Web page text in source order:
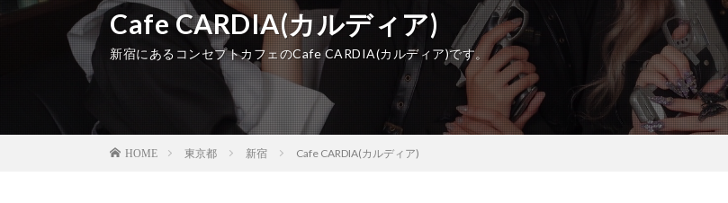
Cafe CARDIA(カルディア)
新宿にあるコンセプトカフェのCafe CARDIA(カルディア)です。
HOME 東京都 新宿 Cafe CARDIA(カルディア)